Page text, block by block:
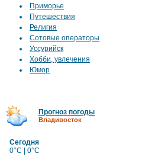
Приморье
Путешествия
Религия
Сотовые операторы
Уссурийск
Хобби, увлечения
Юмор
Прогноз погоды
Владивосток
Сегодня
0°C | 0°C